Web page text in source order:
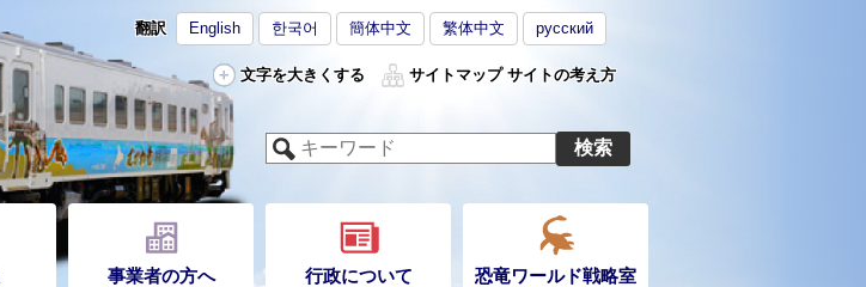
翻訳 English 한국어 簡体中文 繁体中文 русский
文字を大きくする サイトマップ サイトの考え方
事業者の方へ 行政について 恐竜ワールド戦略室